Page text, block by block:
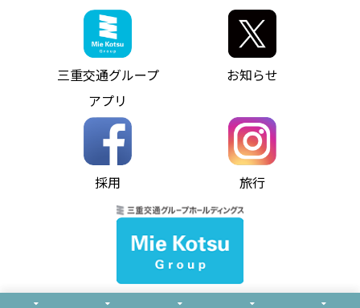
ミジュマルのラッピングバス（鈴鹿管内）
参宮バス
神都バス
パールシャトル
バス情報の見える化
コミュニティバス
バス・タクシー交通広告
異常事態発生時のお願い
アイコンの説明
インターネット予約
よくあるご質問
お問い合わせ
ザ・バスコレクション三重交通バスセット
三重交通公式グッズ
ファンコーナー
お問い合わせ
お知らせ・最新情報一覧
ニュースリリース
お問い合わせ
個人情報保護方針
ソーシャルメディア運用ポリシー
ホームページのご利用にあたって
Notes for Using this Website
サイトマップ
三重交通グループ
アプリ
お知らせ
採用 旅行
© Mie Kotsu Co.,Ltd.